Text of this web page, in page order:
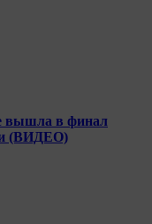
вышла в финал
(ВИДЕО)